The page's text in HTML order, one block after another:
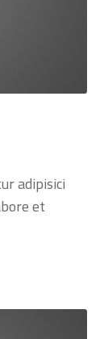
adipisici
et